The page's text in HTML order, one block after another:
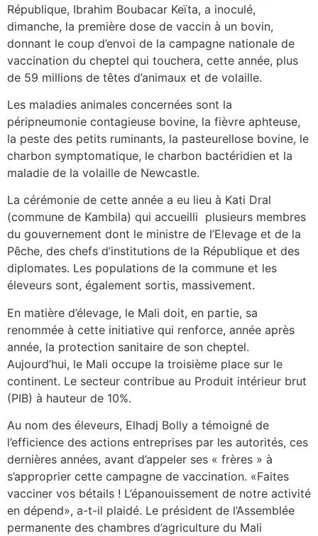
République, Ibrahim Boubacar Keïta, a inoculé,
dimanche, la première dose de vaccin à un bovin,
donnant le coup d’envoi de la campagne nationale de
vaccination du cheptel qui touchera, cette année, plus
de 59 millions de têtes d’animaux et de volaille.
Les maladies animales concernées sont la
péripneumonie contagieuse bovine, la fièvre aphteuse,
la peste des petits ruminants, la pasteurellose bovine, le
charbon symptomatique, le charbon bactéridien et la
maladie de la volaille de Newcastle.
La cérémonie de cette année a eu lieu à Kati Dral
(commune de Kambila) qui accueilli plusieurs membres
du gouvernement dont le ministre de l’Elevage et de la
Pêche, des chefs d’institutions de la République et des
diplomates. Les populations de la commune et les
éleveurs sont, également sortis, massivement.
En matière d’élevage, le Mali doit, en partie, sa
renommée à cette initiative qui renforce, année après
année, la protection sanitaire de son cheptel.
Aujourd’hui, le Mali occupe la troisième place sur le
continent. Le secteur contribue au Produit intérieur brut
(PIB) à hauteur de 10%.
Au nom des éleveurs, Elhadj Bolly a témoigné de
l’efficience des actions entreprises par les autorités, ces
dernières années, avant d’appeler ses « frères » à
s’approprier cette campagne de vaccination. «Faites
vacciner vos bétails ! L’épanouissement de notre activité
en dépend», a-t-il plaidé. Le président de l’Assemblée
permanente des chambres d’agriculture du Mali